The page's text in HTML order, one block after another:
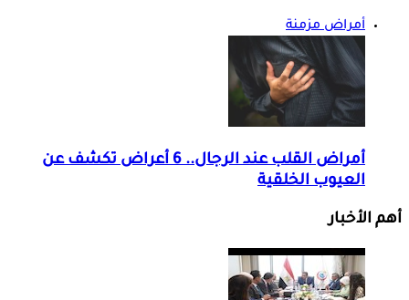
أمراض مزمنة
أمراض القلب عند الرجال.. 6 أعراض تكشف عن
العيوب الخلقية
أهم الأخبار